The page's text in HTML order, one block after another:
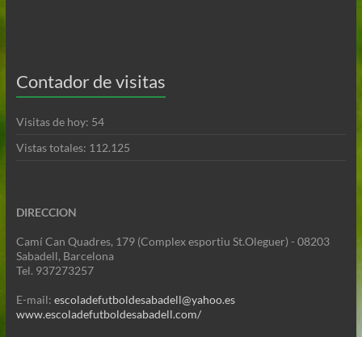
Contador de visitas
Visitas de hoy: 54
Vistas totales: 112.125
DIRECCION
Camí Can Quadres, 179 (Complex esportiu St.Oleguer) - 08203
Sabadell, Barcelona
Tel. 937273257
E-mail: escoladefutboldesabadell@yahoo.es
www.escoladefutboldesabadell.com/